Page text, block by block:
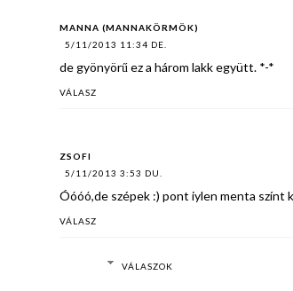
MANNA (MANNAKÖRMÖK)
5/11/2013 11:34 DE.
de gyönyörű ez a három lakk együtt. *-*
VÁLASZ
ZSOFI
5/11/2013 3:53 DU.
Óóóó,de szépek :) pont iylen menta színt
VÁLASZ
VÁLASZOK